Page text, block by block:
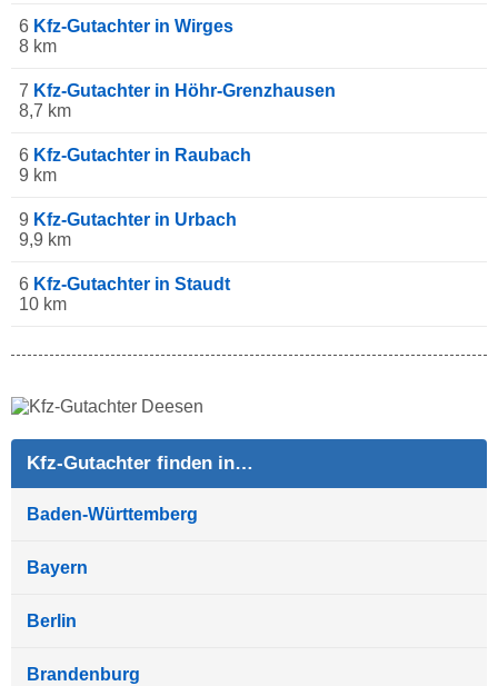
6 Kfz-Gutachter in Wirges
8 km
7 Kfz-Gutachter in Höhr-Grenzhausen
8,7 km
6 Kfz-Gutachter in Raubach
9 km
9 Kfz-Gutachter in Urbach
9,9 km
6 Kfz-Gutachter in Staudt
10 km
Kfz-Gutachter finden in…
Baden-Württemberg
Bayern
Berlin
Brandenburg